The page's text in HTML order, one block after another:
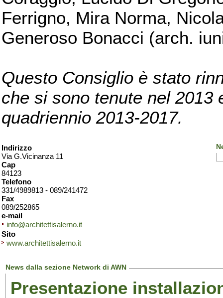
Ferrigno, Mira Norma,
Generoso Bonacci (arch.
Questo Consiglio è stato
che si sono tenute nel 2013
quadriennio 2013-2017.
Indirizzo
Via G.Vicinanza 11
Cap
84123
Telefono
331/4989813 - 089/241472
Fax
089/252865
e-mail
info@architettisalerno.it
Sito
www.architettisalerno.it
News dalla sezione Network di AWN
Presentazione